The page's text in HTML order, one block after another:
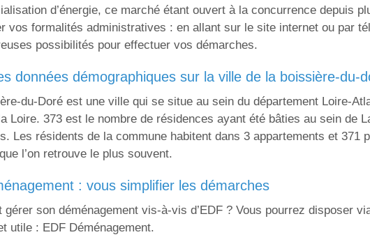
d’énergie, ce marché étant ouvert à la concurrence depuis
vos formalités administratives : en allant sur le site internet ou par
possibilités pour effectuer vos démarches.
données démographiques sur la ville de la boissière-du-
du-Doré est une ville qui se situe au sein du département Loire-
Loire. 373 est le nombre de résidences ayant été bâties au sein de
Les résidents de la commune habitent dans 3 appartements et
l’on retrouve le plus souvent.
: vous simplifier les démarches
gérer son déménagement vis-à-vis d’EDF ? Vous pourrez disposer
utile : EDF Déménagement.